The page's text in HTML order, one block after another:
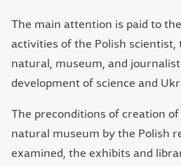
The main attention is paid to
activities of the Polish scientist,
natural, museum, and
development of science and
The preconditions of creation
natural museum by the Polish
examined, the exhibits and